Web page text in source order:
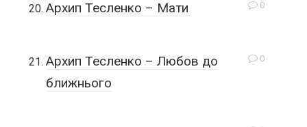
0
Архип Тесленко – Мати
0
Архип Тесленко – Любов до
ближнього